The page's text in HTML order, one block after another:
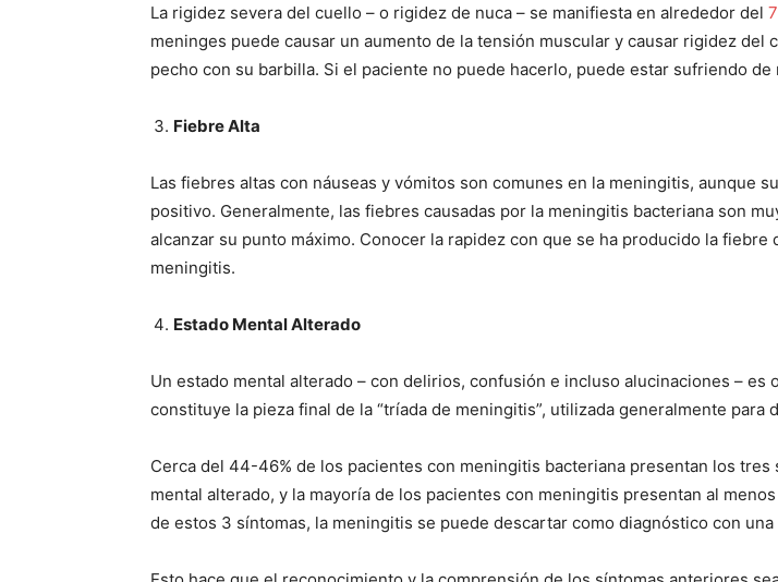
La rigidez severa del cuello – o rigidez de nuca – se manifiesta en alrededor del
meninges puede causar un aumento de la tensión muscular y causar rigidez
pecho con su barbilla. Si el paciente no puede hacerlo, puede estar sufriendo de
Fiebre Alta
Las fiebres altas con náuseas y vómitos son comunes en la meningitis, aunque
positivo. Generalmente, las fiebres causadas por la meningitis bacteriana son
alcanzar su punto máximo. Conocer la rapidez con que se ha producido la
meningitis.
Estado Mental Alterado
Un estado mental alterado – con delirios, confusión e incluso alucinaciones –
constituye la pieza final de la “tríada de meningitis”, utilizada generalmente para
Cerca del 44-46% de los pacientes con meningitis bacteriana presentan los
mental alterado, y la mayoría de los pacientes con meningitis presentan al
de estos 3 síntomas, la meningitis se puede descartar como diagnóstico con una